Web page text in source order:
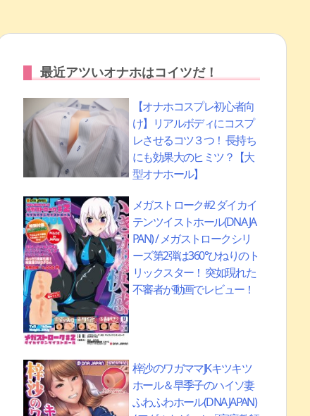
最近アツいオナホはコイツだ！
【オナホコスプレ初心者向
け】リアルボディにコスプ
レさせるコツ３つ！ 長持ち
にも効果大のヒミツ？【大
型オナホール】
メガストローク#2 ダイカイ
テンツイストホール(DNA JA
PAN) / メガストロークシリ
ーズ第2弾は360°ひねりのト
リックスター！ 突如現れた
不審者が動画でレビュー！
梓沙のワガママJKキツキツ
ホール＆早季子のハイソ妻
ふわふわホール(DNA JAPAN)